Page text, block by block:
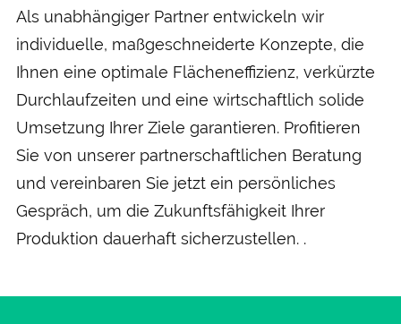
Als un­abhängiger Partner entwickeln wir
individuelle, maß­geschneiderte Konzepte, die
Ihnen eine optimale Flächen­effizienz, verkürzte
Durch­lauf­zeiten und eine wirtschaftlich solide
Um­setzung Ihrer Ziele garantieren. Profitieren
Sie von unserer partner­schaftlichen Beratung
und ver­einbaren Sie jetzt ein persönliches
Gespräch, um die Zukunfts­fähigkeit Ihrer
Produktion dauer­haft sicher­zustellen. .